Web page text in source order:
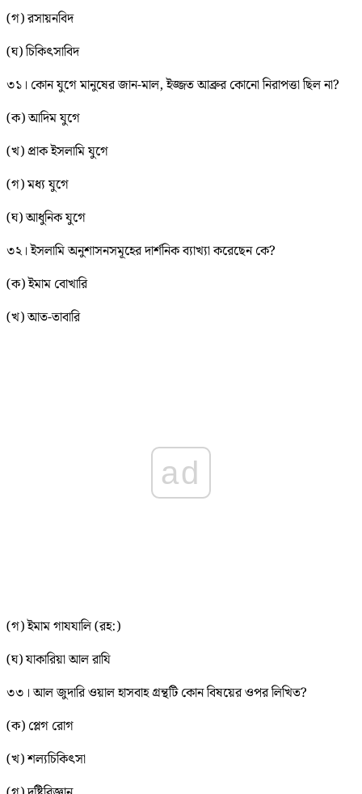
(গ) রসায়নবিদ
(ঘ) চিকিৎসাবিদ
৩১। কোন যুগে মানুষের জান-মাল, ইজ্জত আব্রুর কোনো নিরাপত্তা ছিল না?
(ক) আদিম যুগে
(খ) প্রাক ইসলামি যুগে
(গ) মধ্য যুগে
(ঘ) আধুনিক যুগে
৩২। ইসলামি অনুশাসনসমূহের দার্শনিক ব্যাখ্যা করেছেন কে?
(ক) ইমাম বোখারি
(খ) আত-তাবারি
ad
(গ) ইমাম গাযযালি (রহ:)
(ঘ) যাকারিয়া আল রাযি
৩৩। আল জুদারি ওয়াল হাসবাহ গ্রন্থটি কোন বিষয়ের ওপর লিখিত?
(ক) প্লেগ রোগ
(খ) শল্যচিকিৎসা